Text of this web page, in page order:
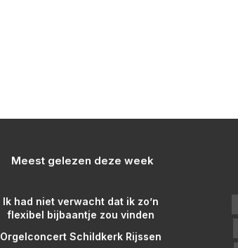
Meest gelezen deze week
Ik had niet verwacht dat ik zo’n
flexibel bijbaantje zou vinden
Orgelconcert Schildkerk Rijssen